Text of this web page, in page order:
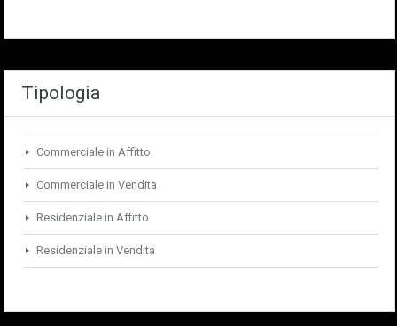
Tipologia
Commerciale in Affitto
Commerciale in Vendita
Residenziale in Affitto
Residenziale in Vendita